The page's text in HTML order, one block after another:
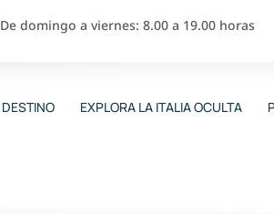
De domingo a viernes: 8.00 a 19.00 horas
DESTINO EXPLORA LA ITALIA OCULTA